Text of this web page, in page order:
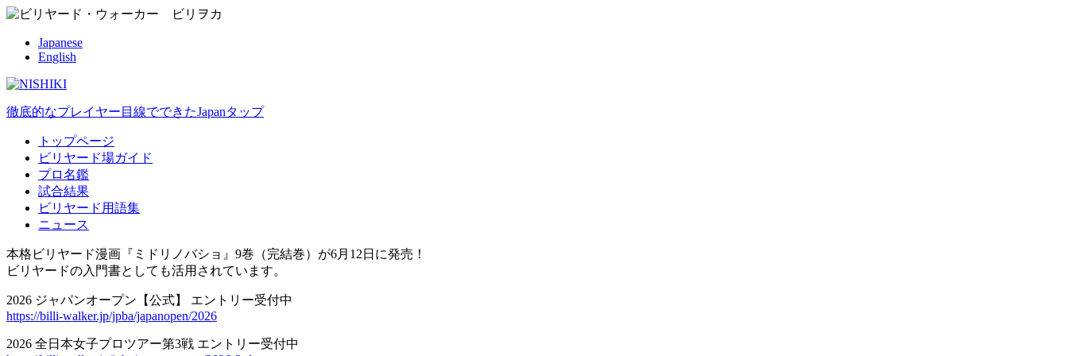
Japanese
English
徹底的なプレイヤー目線でできたJapanタップ
トップページ
ビリヤード場ガイド
プロ名鑑
試合結果
ビリヤード用語集
ニュース
本格ビリヤード漫画『ミドリノバショ』9巻（完結巻）が6月12日に発売！
ビリヤードの入門書としても活用されています。
2026 ジャパンオープン【公式】 エントリー受付中
https://billi-walker.jp/jpba/japanopen/2026
2026 全日本女子プロツアー第3戦 エントリー受付中